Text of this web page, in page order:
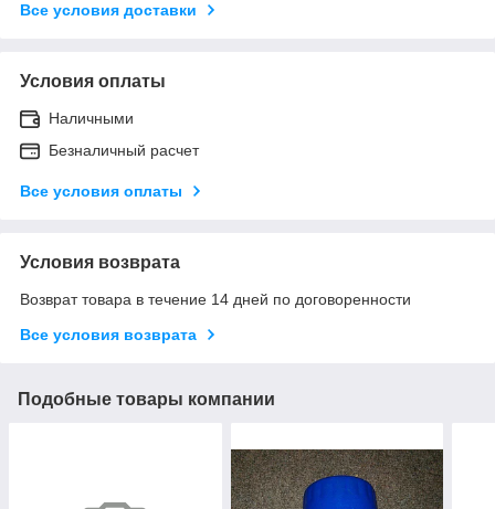
Все условия доставки
Условия оплаты
Наличными
Безналичный расчет
Все условия оплаты
Условия возврата
Возврат товара в течение 14 дней по договоренности
Все условия возврата
Подобные товары компании